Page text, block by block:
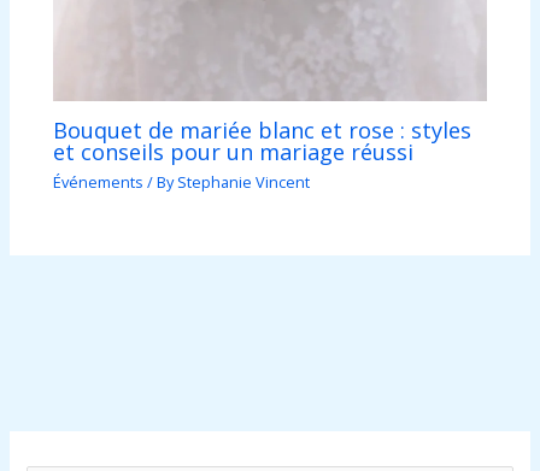
Bouquet de mariée blanc et rose : styles
et conseils pour un mariage réussi
Événements / ByStephanie Vincent